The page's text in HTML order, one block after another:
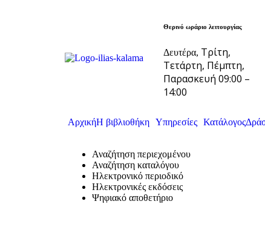
Θερινό ωράριο λειτουργίας
Δευτέρα, Τρίτη,
Τετάρτη, Πέμπτη,
Παρασκευή 09:00 –
14:00
ΑρχικήΗ βιβλιοθήκη Υπηρεσίες Κατάλογος
Αναζήτηση περιεχομένου
Αναζήτηση καταλόγου
Ηλεκτρονικό περιοδικό
Ηλεκτρονικές εκδόσεις
Ψηφιακό αποθετήριο